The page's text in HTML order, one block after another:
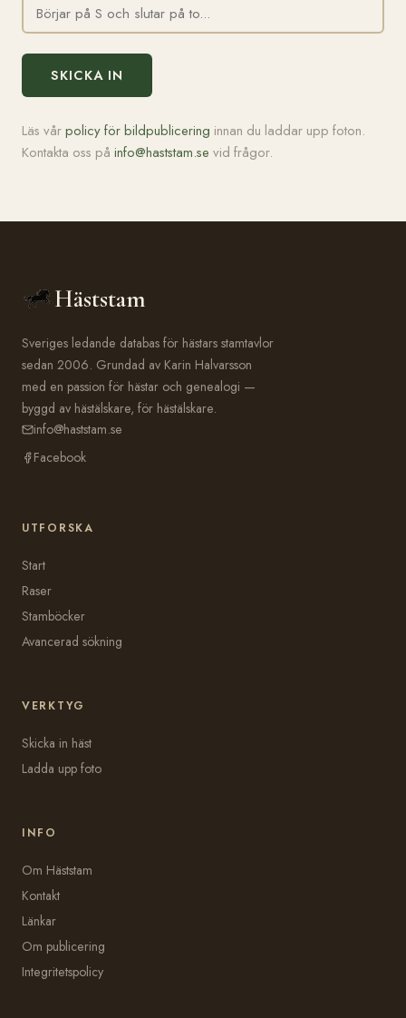
SKICKA IN
Läs vårpolicy för bildpublicering innan du laddar upp foton.
Kontakta oss på info@haststam.se vid frågor.
Häststam
Sveriges ledande databas för hästars stamtavlor
sedan 2006. Grundad av Karin Halvarsson
med en passion för hästar och genealogi —
byggd av hästälskare, för hästälskare.
info@haststam.se
Facebook
UTFORSKA
Start
Raser
Stamböcker
Avancerad sökning
VERKTYG
Skicka in häst
Ladda upp foto
INFO
Om Häststam
Kontakt
Länkar
Om publicering
Integritetspolicy